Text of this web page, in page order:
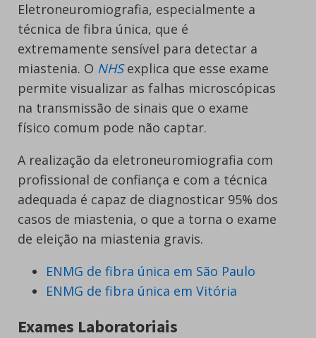
Eletroneuromiografia, especialmente a
técnica de fibra única, que é
extremamente sensível para detectar a
miastenia. O NHSexplica que esse exame
permite visualizar as falhas microscópicas
na transmissão de sinais que o exame
físico comum pode não captar.
A realização da eletroneuromiografia com
profissional de confiança e com a técnica
adequada é capaz de diagnosticar 95% dos
casos de miastenia, o que a torna o exame
de eleição na miastenia gravis.
ENMG de fibra única em São Paulo
ENMG de fibra única em Vitória
Exames Laboratoriais